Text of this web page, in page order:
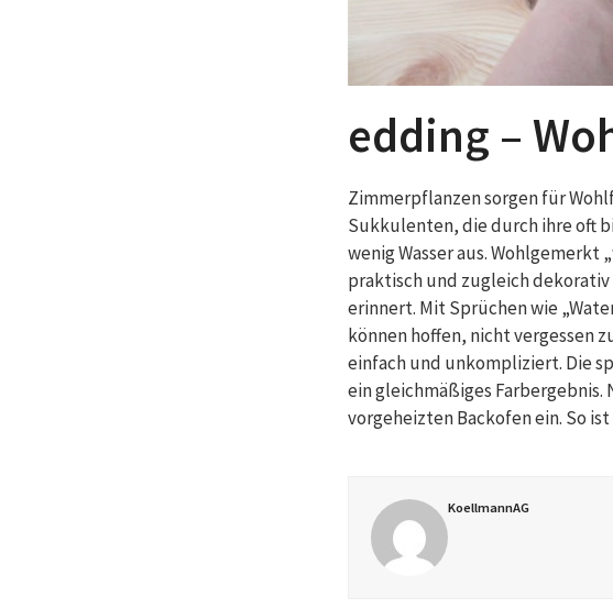
edding –
Zimmerpflanzen sorgen für
Sukkulenten, die durch ihre oft
wenig Wasser aus. Wohlgemerkt
praktisch und zugleich
erinnert. Mit Sprüchen wie
können hoffen, nicht vergessen
einfach und unkompliziert. Die
ein gleichmäßiges
vorgeheizten Backofen ein. So
KoellmannAG